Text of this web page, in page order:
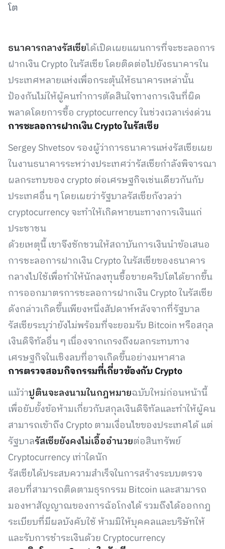
โต
ธนาคารกลางรัสเซียได้เปิดเผยแผนการที่จะชะลอการ
ฝากเงิน Crypto ในรัสเซีย โดยติดต่อไปยังธนาคารใน
ประเทศหลายแห่งเพื่อกระตุ้นให้ธนาคารเหล่านั้น
ป้องกันไม่ให้ผู้คนทำการตัดสินใจทางการเงินที่ผิด
พลาดโดยการซื้อ cryptocurrency ในช่วงเวลาเร่งด่วน
การชะลอการฝากเงิน Crypto ในรัสเซีย
Sergey Shvetsov รองผู้ว่าการธนาคารแห่งรัสเซียเผย
ในงานธนาคารระหว่างประเทศว่ารัสเซียกำลังพิจารณา
ผลกระทบของ crypto ต่อเศรษฐกิจเช่นเดียวกันกับ
ประเทศอื่น ๆ โดยเผยว่ารัฐบาลรัสเซียกังวลว่า
cryptocurrency จะทำให้เกิดหายนะทางการเงินแก่
ประชาชน
ด้วยเหตุนี้ เขาจึงชักชวนให้สถาบันการเงินนำข้อเสนอ
การชะลอการฝากเงิน Crypto ในรัสเซียของธนาคาร
กลางไปใช้เพื่อทำให้นักลงทุนซื้อขายคริปโตได้ยากขึ้น
การออกมาตรการชะลอการฝากเงิน Crypto ในรัสเซีย
ดังกล่าวเกิดขึ้นเพียงหนึ่งสัปดาห์หลังจากที่รัฐบาล
รัสเซียระบุว่ายังไม่พร้อมที่จะยอมรับ Bitcoin หรือสกุล
เงินดิจิทัลอื่น ๆ เนื่องจากเกรงถึงผลกระทบทาง
เศรษฐกิจในเชิงลบที่อาจเกิดขึ้นอย่างมหาศาล
การตรวจสอบกิจกรรมที่เกี่ยวข้องกับ Crypto
แม้ว่าปูตินจะลงนามในกฎหมายฉบับใหม่ก่อนหน้านี้
เพื่อยับยั้งข้อห้ามเกี่ยวกับสกุลเงินดิจิทัลและทำให้ผู้คน
สามารถเข้าถึง Crypto ตามเงื่อนไขของประเทศได้ แต่
รัฐบาลรัสเซียยังคงไม่เอื้ออำนวยต่อสินทรัพย์
Cryptocurrency เท่าใดนัก
รัสเซียได้ประสบความสำเร็จในการสร้างระบบตรวจ
สอบที่สามารถติดตามธุรกรรม Bitcoin และสามารถ
มองหาสัญญาณของการฉ้อโกงได้ รวมถึงได้ออกกฎ
ระเบียบที่มีผลบังคับใช้ ห้ามมิให้บุคคลและบริษัทให้
และรับการชำระเงินด้วย Cryptocurrency